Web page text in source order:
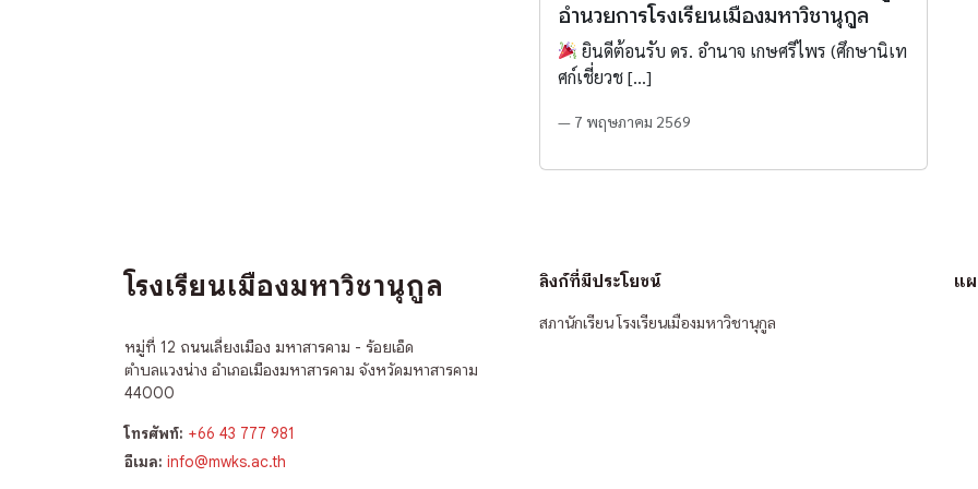
อำนวยการโรงเรียนเมืองมหาวิชานุกูล
ยินดีต้อนรับ ดร. อำนาจ เกษศรีไพร (ศึกษานิเท
ศก์เชี่ยวช […]
— 7 พฤษภาคม 2569
โรงเรียนเมืองมหาวิชานุกูล
หมู่ที่ 12 ถนนเลี่ยงเมือง มหาสารคาม - ร้อยเอ็ด
ตำบลแวงน่าง อำเภอเมืองมหาสารคาม จังหวัดมหาสารคาม
44000
โทรศัพท์: +66 43 777 981
อีเมล: info@mwks.ac.th
ลิงก์ที่มีประโยชน์
สภานักเรียน โรงเรียนเมืองมหาวิชานุกูล
แ